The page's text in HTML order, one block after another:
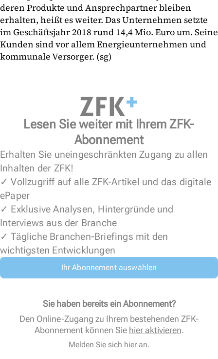
deren Produkte und Ansprechpartner bleiben
erhalten, heißt es weiter. Das Unternehmen setzte
im Geschäftsjahr 2018 rund 14,4 Mio. Euro um. Seine
Kunden sind vor allem Energieunternehmen und
kommunale Versorger. (sg)
Lesen Sie weiter mit Ihrem ZFK-
Abonnement
Erhalten Sie uneingeschränkten Zugang zu allen
Inhalten der ZFK!
✓ Vollzugriff auf alle ZFK-Artikel und das digitale
ePaper
✓ Exklusive Analysen, Hintergründe und
Interviews aus der Branche
✓ Tägliche Branchen-Briefings mit den
wichtigsten Entwicklungen
Ihr Abonnement auswählen
Sie haben bereits ein Abonnement?
Den Online-Zugang zu Ihrem bestehenden ZFK-
Abonnement können Sie hier aktivieren.
Melden Sie sich hier an.